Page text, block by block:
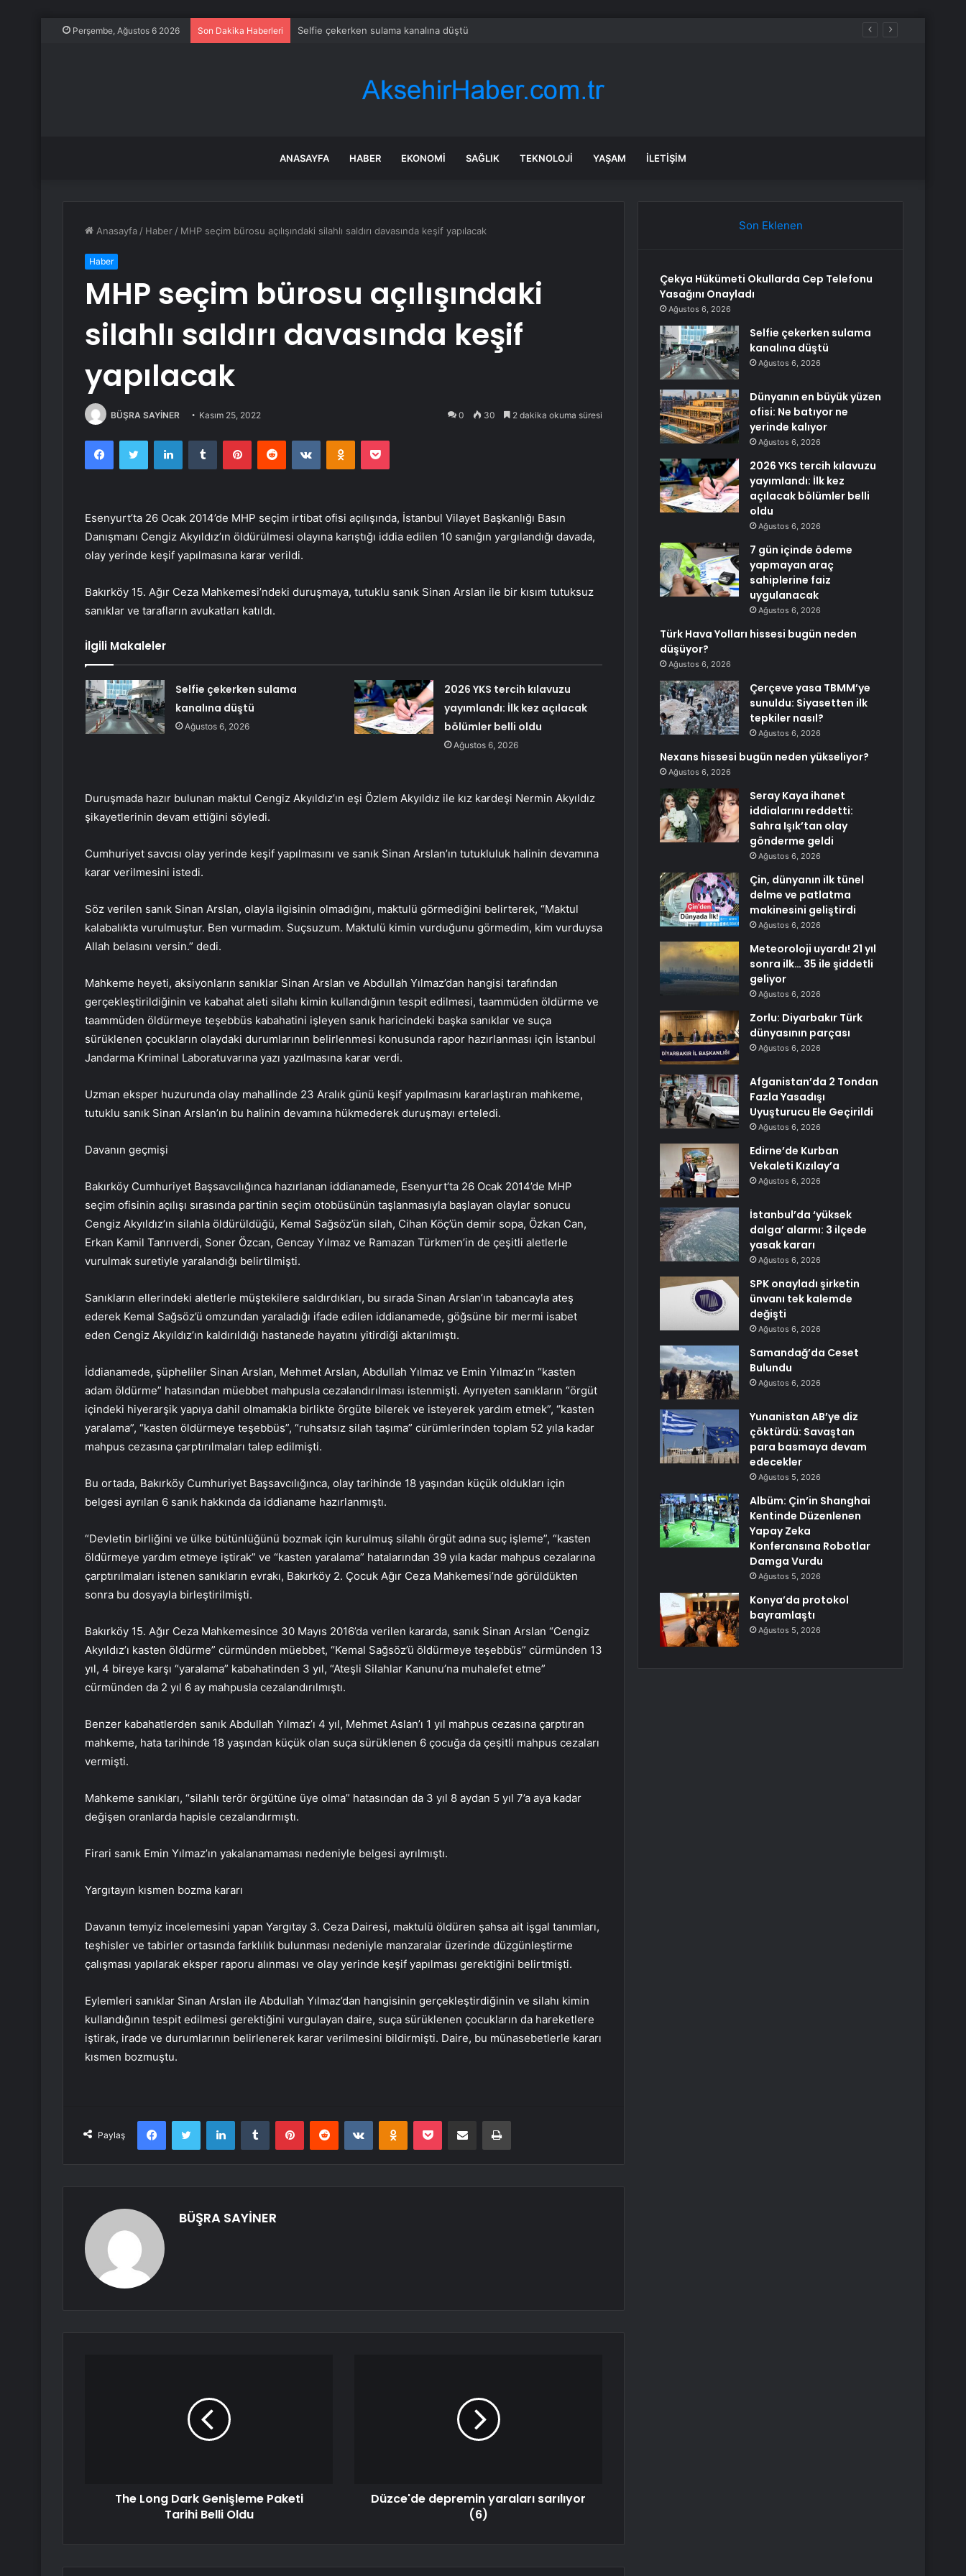
Perşembe, Ağustos 6 2026 Son Dakika Haberleri Selfie çekerken sulama kanalına düştü
ANASAYFA HABER EKONOMI SAĞLIK TEKNOLOJI YAŞAM İLETIŞIM
Anasayfa / Haber / MHP seçim bürosu açılışındaki silahlı saldırı davasında keşif yapılacak
Haber
MHP seçim bürosu açılışındaki
silahlı saldırı davasında keşif
yapılacak
BÜŞRA SAYİNER Kasım 25, 2022 0 30 2 dakika okuma süresi
FacebookTwitter LinkedInTumblr PinterestReddit VKontakteOdnoklassniki
Pocket
Esenyurt’ta 26 Ocak 2014’de MHP seçim irtibat ofisi açılışında, İstanbul Vilayet Başkanlığı Basın
Danışmanı Cengiz Akyıldız’ın öldürülmesi olayına karıştığı iddia edilen 10 sanığın yargılandığı davada,
olay yerinde keşif yapılmasına karar verildi.
Bakırköy 15. Ağır Ceza Mahkemesi’ndeki duruşmaya, tutuklu sanık Sinan Arslan ile bir kısım tutuksuz
sanıklar ve tarafların avukatları katıldı.
İlgili Makaleler
Selfie çekerken sulama
kanalına düştü
Ağustos 6, 2026
2026 YKS tercih kılavuzu
yayımlandı: İlk kez açılacak
bölümler belli oldu
Ağustos 6, 2026
Duruşmada hazır bulunan maktul Cengiz Akyıldız’ın eşi Özlem Akyıldız ile kız kardeşi Nermin Akyıldız
şikayetlerinin devam ettiğini söyledi.
Cumhuriyet savcısı olay yerinde keşif yapılmasını ve sanık Sinan Arslan’ın tutukluluk halinin devamına
karar verilmesini istedi.
Söz verilen sanık Sinan Arslan, olayla ilgisinin olmadığını, maktulü görmediğini belirterek, “Maktul
kalabalıkta vurulmuştur. Ben vurmadım. Suçsuzum. Maktulü kimin vurduğunu görmedim, kim vurduysa
Allah belasını versin.” dedi.
Mahkeme heyeti, aksiyonların sanıklar Sinan Arslan ve Abdullah Yılmaz’dan hangisi tarafından
gerçekleştirildiğinin ve kabahat aleti silahı kimin kullandığının tespit edilmesi, taammüden öldürme ve
taammüden öldürmeye teşebbüs kabahatini işleyen sanık haricindeki başka sanıklar ve suça
sürüklenen çocukların olaydaki durumlarının belirlenmesi konusunda rapor hazırlanması için İstanbul
Jandarma Kriminal Laboratuvarına yazı yazılmasına karar verdi.
Uzman eksper huzurunda olay mahallinde 23 Aralık günü keşif yapılmasını kararlaştıran mahkeme,
tutuklu sanık Sinan Arslan’ın bu halinin devamına hükmederek duruşmayı erteledi.
Davanın geçmişi
Bakırköy Cumhuriyet Başsavcılığınca hazırlanan iddianamede, Esenyurt’ta 26 Ocak 2014’de MHP
seçim ofisinin açılışı sırasında partinin seçim otobüsünün taşlanmasıyla başlayan olaylar sonucu
Cengiz Akyıldız’ın silahla öldürüldüğü, Kemal Sağsöz’ün silah, Cihan Köç’ün demir sopa, Özkan Can,
Erkan Kamil Tanrıverdi, Soner Özcan, Gencay Yılmaz ve Ramazan Türkmen’in de çeşitli aletlerle
vurulmak suretiyle yaralandığı belirtilmişti.
Sanıkların ellerindeki aletlerle müştekilere saldırdıkları, bu sırada Sinan Arslan’ın tabancayla ateş
ederek Kemal Sağsöz’ü omzundan yaraladığı ifade edilen iddianamede, göğsüne bir mermi isabet
eden Cengiz Akyıldız’ın kaldırıldığı hastanede hayatını yitirdiği aktarılmıştı.
İddianamede, şüpheliler Sinan Arslan, Mehmet Arslan, Abdullah Yılmaz ve Emin Yılmaz’ın “kasten
adam öldürme” hatasından müebbet mahpusla cezalandırılması istenmişti. Ayrıyeten sanıkların “örgüt
içindeki hiyerarşik yapıya dahil olmamakla birlikte örgüte bilerek ve isteyerek yardım etmek”, “kasten
yaralama”, “kasten öldürmeye teşebbüs”, “ruhsatsız silah taşıma” cürümlerinden toplam 52 yıla kadar
mahpus cezasına çarptırılmaları talep edilmişti.
Bu ortada, Bakırköy Cumhuriyet Başsavcılığınca, olay tarihinde 18 yaşından küçük oldukları için
belgesi ayrılan 6 sanık hakkında da iddianame hazırlanmıştı.
“Devletin birliğini ve ülke bütünlüğünü bozmak için kurulmuş silahlı örgüt adına suç işleme”, “kasten
öldürmeye yardım etmeye iştirak” ve “kasten yaralama” hatalarından 39 yıla kadar mahpus cezalarına
çarptırılmaları istenen sanıkların evrakı, Bakırköy 2. Çocuk Ağır Ceza Mahkemesi’nde görüldükten
sonra bu dosyayla birleştirilmişti.
Bakırköy 15. Ağır Ceza Mahkemesince 30 Mayıs 2016’da verilen kararda, sanık Sinan Arslan “Cengiz
Akyıldız’ı kasten öldürme” cürmünden müebbet, “Kemal Sağsöz’ü öldürmeye teşebbüs” cürmünden 13
yıl, 4 bireye karşı “yaralama” kabahatinden 3 yıl, “Ateşli Silahlar Kanunu’na muhalefet etme”
cürmünden da 2 yıl 6 ay mahpusla cezalandırılmıştı.
Benzer kabahatlerden sanık Abdullah Yılmaz’ı 4 yıl, Mehmet Aslan’ı 1 yıl mahpus cezasına çarptıran
mahkeme, hata tarihinde 18 yaşından küçük olan suça sürüklenen 6 çocuğa da çeşitli mahpus cezaları
vermişti.
Mahkeme sanıkları, “silahlı terör örgütüne üye olma” hatasından da 3 yıl 8 aydan 5 yıl 7’a aya kadar
değişen oranlarda hapisle cezalandırmıştı.
Firari sanık Emin Yılmaz’ın yakalanamaması nedeniyle belgesi ayrılmıştı.
Yargıtayın kısmen bozma kararı
Davanın temyiz incelemesini yapan Yargıtay 3. Ceza Dairesi, maktulü öldüren şahsa ait işgal tanımları,
teşhisler ve tabirler ortasında farklılık bulunması nedeniyle manzaralar üzerinde düzgünleştirme
çalışması yapılarak eksper raporu alınması ve olay yerinde keşif yapılması gerektiğini belirtmişti.
Eylemleri sanıklar Sinan Arslan ile Abdullah Yılmaz’dan hangisinin gerçekleştirdiğinin ve silahı kimin
kullandığının tespit edilmesi gerektiğini vurgulayan daire, suça sürüklenen çocukların da hareketlere
iştirak, irade ve durumlarının belirlenerek karar verilmesini bildirmişti. Daire, bu münasebetlerle kararı
kısmen bozmuştu.
Paylaş
FacebookTwitter LinkedInTumblr PinterestReddit VKontakteOdnoklassniki
Pocket E-Posta ile paylaş Yazdır
BÜŞRA SAYİNER
The Long Dark Genişleme Paketi
Tarihi Belli Oldu
Düzce'de depremin yaraları sarılıyor
(6)
Son Eklenen
Çekya Hükümeti Okullarda Cep Telefonu
Yasağını Onayladı
Ağustos 6, 2026
Selfie çekerken sulama
kanalına düştü
Ağustos 6, 2026
Dünyanın en büyük yüzen
ofisi: Ne batıyor ne
yerinde kalıyor
Ağustos 6, 2026
2026 YKS tercih kılavuzu
yayımlandı: İlk kez
açılacak bölümler belli
oldu
Ağustos 6, 2026
7 gün içinde ödeme
yapmayan araç
sahiplerine faiz
uygulanacak
Ağustos 6, 2026
Türk Hava Yolları hissesi bugün neden
düşüyor?
Ağustos 6, 2026
Çerçeve yasa TBMM’ye
sunuldu: Siyasetten ilk
tepkiler nasıl?
Ağustos 6, 2026
Nexans hissesi bugün neden yükseliyor?
Ağustos 6, 2026
Seray Kaya ihanet
iddialarını reddetti:
Sahra Işık’tan olay
gönderme geldi
Ağustos 6, 2026
Çin, dünyanın ilk tünel
delme ve patlatma
makinesini geliştirdi
Ağustos 6, 2026
Meteoroloji uyardı! 21 yıl
sonra ilk… 35 ile şiddetli
geliyor
Ağustos 6, 2026
Zorlu: Diyarbakır Türk
dünyasının parçası
Ağustos 6, 2026
Afganistan’da 2 Tondan
Fazla Yasadışı
Uyuşturucu Ele Geçirildi
Ağustos 6, 2026
Edirne’de Kurban
Vekaleti Kızılay’a
Ağustos 6, 2026
İstanbul’da ‘yüksek
dalga’ alarmı: 3 ilçede
yasak kararı
Ağustos 6, 2026
SPK onayladı şirketin
ünvanı tek kalemde
değişti
Ağustos 6, 2026
Samandağ’da Ceset
Bulundu
Ağustos 6, 2026
Yunanistan AB’ye diz
çöktürdü: Savaştan
para basmaya devam
edecekler
Ağustos 5, 2026
Albüm: Çin’in Shanghai
Kentinde Düzenlenen
Yapay Zeka
Konferansına Robotlar
Damga Vurdu
Ağustos 5, 2026
Konya’da protokol
bayramlaştı
Ağustos 5, 2026